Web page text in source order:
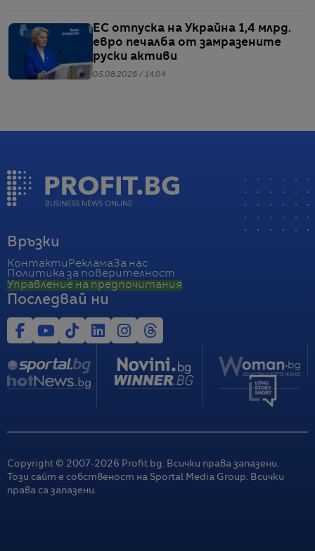
ЕС отпуска на Украйна 1,4 млрд.
евро печалба от замразените
руски активи
05.08.2026 / 14:04
Връзки
Контакти РекламаЗа нас
Политика за поверителност
Управление на предпочитания
Последвай ни
Copyright © 2007-2026 Profit.bg. Всички права запазени.
Този сайт е собственост на Sportal Media Group. Всички
права са запазени.